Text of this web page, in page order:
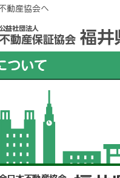
動産協会へ